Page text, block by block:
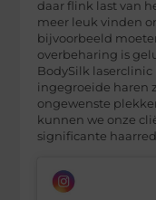
daar flink last van
meer leuk vinden
bijvoorbeeld
overbeharing is
BodySilk
ingegroeide haren
ongewenste
kunnen we onze
significante